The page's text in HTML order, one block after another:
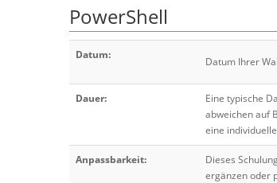
PowerShell
Datum:
Datum Ihrer
Dauer: Eine typische
abweichen auf
eine
Anpassbarkeit: Dieses
ergänzen oder